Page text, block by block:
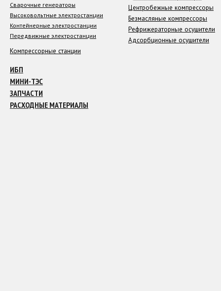
Сварочные генераторы
Высоковольтные электростанции
Контейнерные электростанции
Передвижные электростанции
Центробежные компрессоры
Безмасляные компрессоры
Рефрижераторные осушители
Адсорбционные осушители
Компрессорные станции
ИБП
МИНИ-ТЭС
ЗАПЧАСТИ
РАСХОДНЫЕ МАТЕРИАЛЫ